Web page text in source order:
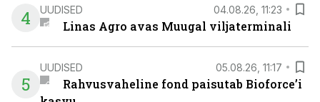
4 UUDISED 04.08.26, 11:23
Linas Agro avas Muugal viljaterminali
5
UUDISED 05.08.26, 11:17
Rahvusvaheline fond paisutab Bioforce’i